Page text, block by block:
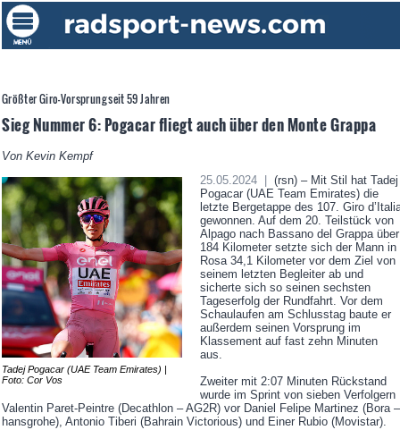
Größter Giro-Vorsprung seit 59 Jahren
Sieg Nummer 6: Pogacar fliegt auch über den Monte Grappa
Von Kevin Kempf
Tadej Pogacar (UAE Team Emirates) |
Foto: Cor Vos
25.05.2024 |
(rsn) – Mit Stil hat Tadej
Pogacar (UAE Team Emirates) die
letzte Bergetappe des 107. Giro
gewonnen. Auf dem 20. Teilstück von
Alpago nach Bassano del Grappa über
184 Kilometer setzte sich der Mann in
Rosa 34,1 Kilometer vor dem Ziel von
seinem letzten Begleiter ab und
sicherte sich so seinen sechsten
Tageserfolg der Rundfahrt. Vor dem
Schaulaufen am Schlusstag baute er
außerdem seinen Vorsprung im
Klassement auf fast zehn Minuten
aus.
Zweiter mit 2:07 Minuten Rückstand
wurde im Sprint von sieben Verfolgern
Valentin Paret-Peintre (Decathlon – AG2R) vor Daniel Felipe Martinez (Bora –
hansgrohe), Antonio Tiberi (Bahrain Victorious) und Einer Rubio (Movistar).